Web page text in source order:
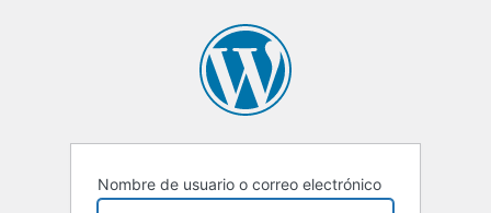
Nombre de usuario o correo electrónico